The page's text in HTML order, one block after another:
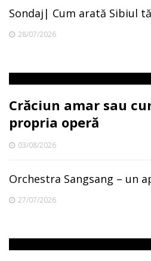
Sondaj| Cum arată Sibiul
28/07/2026
Crăciun amar sau
propria operă
03/08/2026
Orchestra Sangsang – un
27/07/2026